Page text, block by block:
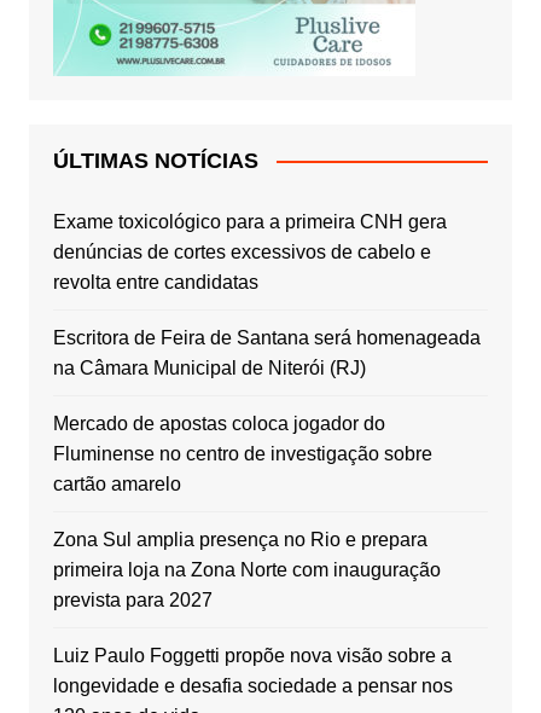
ÚLTIMAS NOTÍCIAS
Exame toxicológico para a primeira CNH gera
denúncias de cortes excessivos de cabelo e
revolta entre candidatas
Escritora de Feira de Santana será homenageada
na Câmara Municipal de Niterói (RJ)
Mercado de apostas coloca jogador do
Fluminense no centro de investigação sobre
cartão amarelo
Zona Sul amplia presença no Rio e prepara
primeira loja na Zona Norte com inauguração
prevista para 2027
Luiz Paulo Foggetti propõe nova visão sobre a
longevidade e desafia sociedade a pensar nos